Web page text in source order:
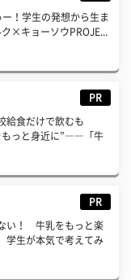
！学生の発想から生ま
×キョーソウPROJE...
PR
給食だけで飲むも
っと身近に”――「牛
PR
い！ 牛乳をもっと楽
学生が本気で考えてみ